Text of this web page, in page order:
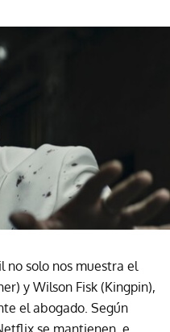
no solo nos muestra el
y Wilson Fisk (Kingpin),
el abogado. Según